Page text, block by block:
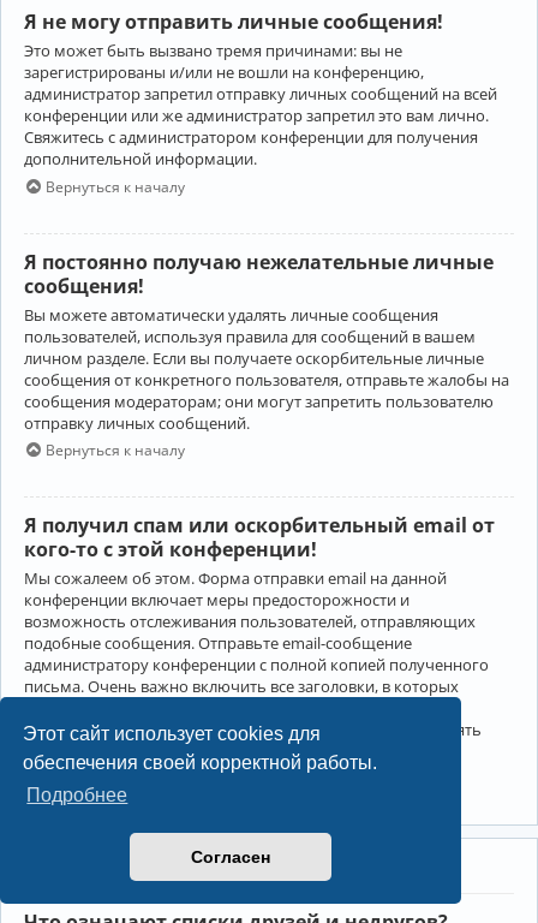
Этот сайт использует cookies для
обеспечения своей корректной работы.
Подробнее
Согласен
Я не могу отправить личные сообщения!
Это может быть вызвано тремя причинами: вы не
зарегистрированы и/или не вошли на конференцию,
администратор запретил отправку личных сообщений на всей
конференции или же администратор запретил это вам лично.
Свяжитесь с администратором конференции для получения
дополнительной информации.
Вернуться к началу
Я постоянно получаю нежелательные личные
сообщения!
Вы можете автоматически удалять личные сообщения
пользователей, используя правила для сообщений в вашем
личном разделе. Если вы получаете оскорбительные личные
сообщения от конкретного пользователя, отправьте жалобы на
сообщения модераторам; они могут запретить пользователю
отправку личных сообщений.
Вернуться к началу
Я получил спам или оскорбительный email от
кого-то с этой конференции!
Мы сожалеем об этом. Форма отправки email на данной
конференции включает меры предосторожности и
возможность отслеживания пользователей, отправляющих
подобные сообщения. Отправьте email-сообщение
администратору конференции с полной копией полученного
письма. Очень важно включить все заголовки, в которых
Администратор конференции сможет в этом случае принять
меры.
Друзья и недруги